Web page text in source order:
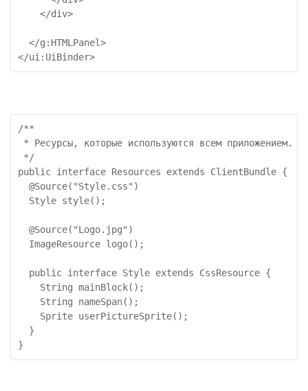
    </div>
  </g:HTMLPanel>
</ui:UiBinder>
/**
* Ресурсы, которые используются всем приложением.
*/
public interface Resources extends ClientBundle {
  @Source("Style.css")
  Style style();
  @Source("Logo.jpg")
  ImageResource logo();
  public interface Style extends CssResource {
    String mainBlock();
    String nameSpan();
    Sprite userPictureSprite();
  }
}